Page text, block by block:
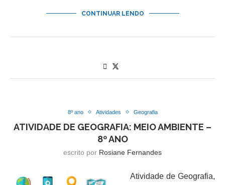
CONTINUAR LENDO
8º ano Atividades Geografia
ATIVIDADE DE GEOGRAFIA: MEIO AMBIENTE –
8º ANO
escrito por Rosiane Fernandes
Atividade de Geografia,